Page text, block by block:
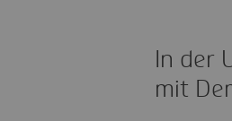
In der
mit